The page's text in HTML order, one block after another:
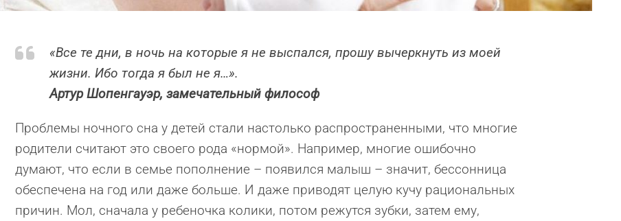
«Все те дни, в ночь на которые я не выспался, прошу вычеркнуть из моей
жизни. Ибо тогда я был не я…».
Артур Шопенгауэр, замечательный философ
Проблемы ночного сна у детей стали настолько распространенными, что многие
родители считают это своего рода «нормой». Например, многие ошибочно
думают, что если в семье пополнение – появился малыш – значит, бессонница
обеспечена на год или даже больше. И даже приводят целую кучу рациональных
причин. Мол, сначала у ребеночка колики, потом режутся зубки, затем ему,